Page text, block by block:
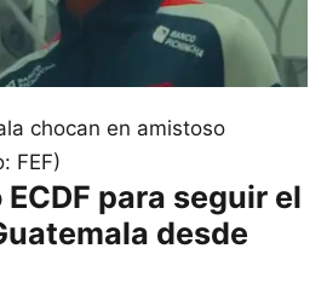
chocan en amistoso
FEF)
para seguir el
desde